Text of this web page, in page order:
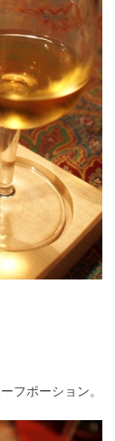
フポーション。